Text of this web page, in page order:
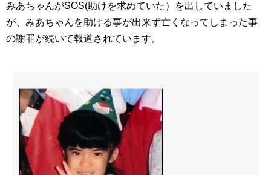
みあちゃんがSOS(助けを求めていた）を出していました
が、みあちゃんを助ける事が出来ず亡くなってしまった事
の謝罪が続いて報道されています。